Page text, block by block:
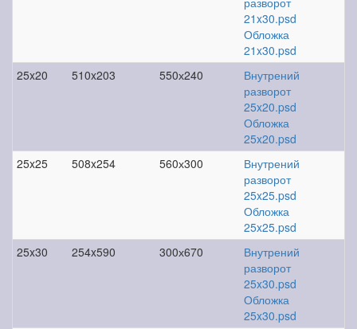
21x30.psd
Обложка
21x30.psd
25x20
510x203 550х240
Внутрений
разворот
25x20.psd
Обложка
25x20.psd
25x25
508x254 560х300
Внутрений
разворот
25x25.psd
Обложка
25x25.psd
25x30
254x590 300х670
Внутрений
разворот
25x30.psd
Обложка
25x30.psd